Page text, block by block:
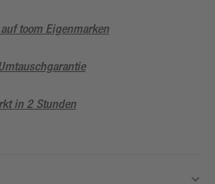
toom Eigenmarken
in 2 Stunden